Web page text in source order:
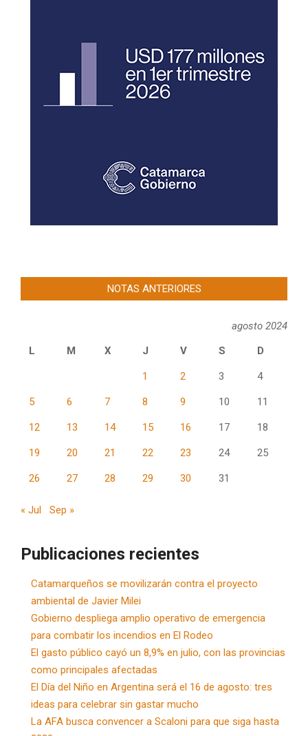
NOTAS ANTERIORES
agosto 2024
L
M X J V S D
1 2 3 4
5 6 7 8 9 10 11
12 13 14 15 16 17 18
19 20 21 22 23 24 25
26 27 28 29 30 31
« Jul Sep »
Publicaciones recientes
Catamarqueños se movilizarán contra el proyecto
ambiental de Javier Milei
Gobierno despliega amplio operativo de emergencia
para combatir los incendios en El Rodeo
El gasto público cayó un 8,9% en julio, con las provincias
como principales afectadas
El Día del Niño en Argentina será el 16 de agosto: tres
ideas para celebrar sin gastar mucho
La AFA busca convencer a Scaloni para que siga hasta